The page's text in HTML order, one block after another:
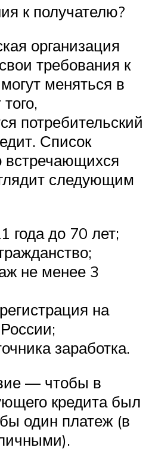
к получателю?
организация
требования к
меняться в
потребительский
Список
встречающихся
следующим
года до 70 лет;
не менее 3
на
заработка.
— чтобы в
кредита был
один платеж (в